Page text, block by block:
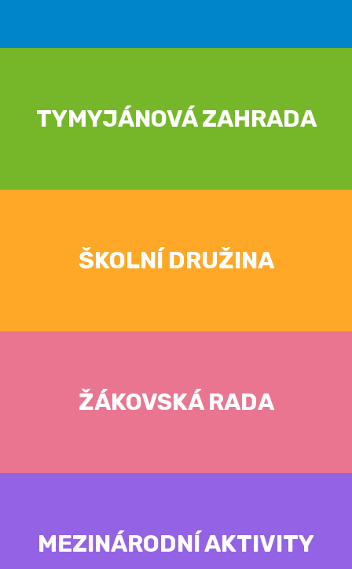
TYMYJÁNOVÁ ZAHRADA
ŠKOLNÍ DRUŽINA
ŽÁKOVSKÁ RADA
MEZINÁRODNÍ AKTIVITY